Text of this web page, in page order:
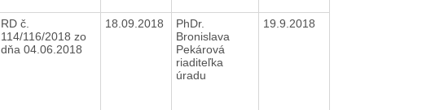
RD č.
114/116/2018 zo
dňa 04.06.2018
18.09.2018
PhDr.
Bronislava
Pekárová
riaditeľka
úradu
19.9.2018